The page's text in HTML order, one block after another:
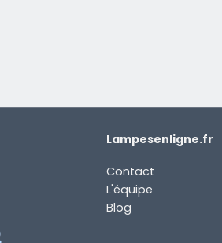
Lampesenligne.fr
Contact
L'équipe
Blog